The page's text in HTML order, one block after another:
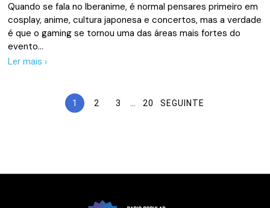
Quando se fala no Iberanime, é normal pensares primeiro em
cosplay, anime, cultura japonesa e concertos, mas a verdade
é que o gaming se tornou uma das áreas mais fortes do
evento…
Ler mais ›
1 2 3 … 20 SEGUINTE